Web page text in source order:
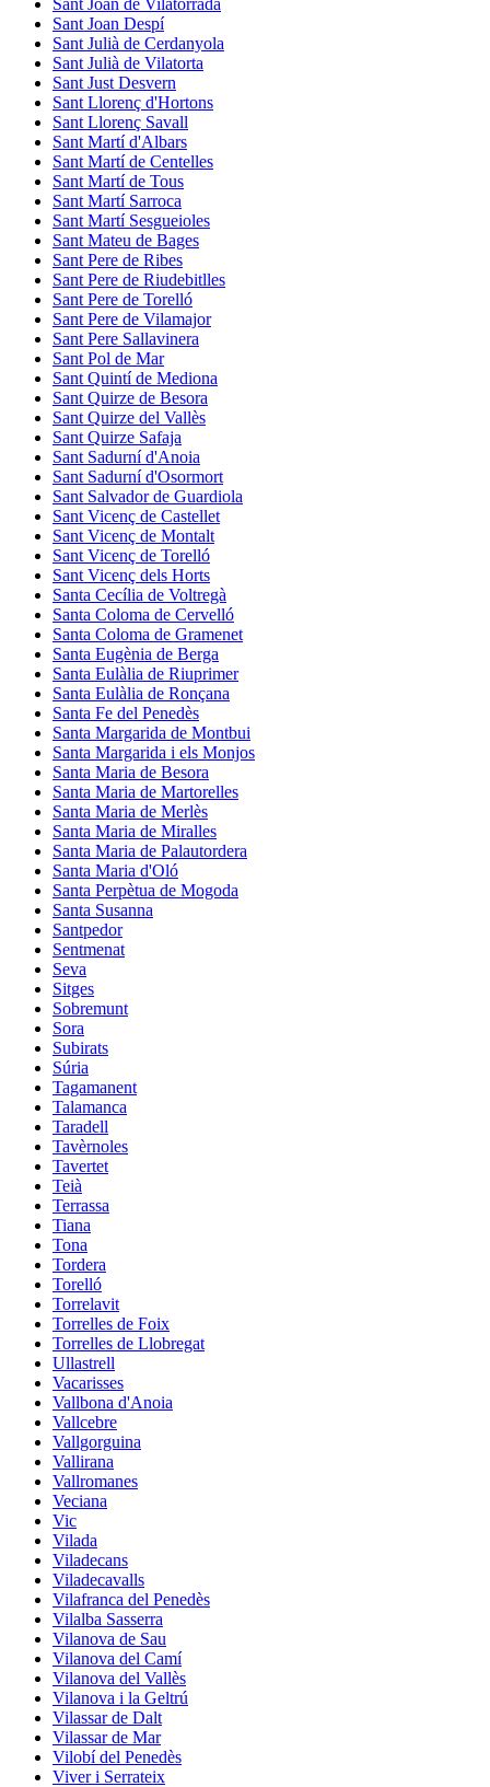
Sant Joan Despí
Sant Julià de Cerdanyola
Sant Julià de Vilatorta
Sant Just Desvern
Sant Llorenç d'Hortons
Sant Llorenç Savall
Sant Martí d'Albars
Sant Martí de Centelles
Sant Martí de Tous
Sant Martí Sarroca
Sant Martí Sesgueioles
Sant Mateu de Bages
Sant Pere de Ribes
Sant Pere de Riudebitlles
Sant Pere de Torelló
Sant Pere de Vilamajor
Sant Pere Sallavinera
Sant Pol de Mar
Sant Quintí de Mediona
Sant Quirze de Besora
Sant Quirze del Vallès
Sant Quirze Safaja
Sant Sadurní d'Anoia
Sant Sadurní d'Osormort
Sant Salvador de Guardiola
Sant Vicenç de Castellet
Sant Vicenç de Montalt
Sant Vicenç de Torelló
Sant Vicenç dels Horts
Santa Cecília de Voltregà
Santa Coloma de Cervelló
Santa Coloma de Gramenet
Santa Eugènia de Berga
Santa Eulàlia de Riuprimer
Santa Eulàlia de Ronçana
Santa Fe del Penedès
Santa Margarida de Montbui
Santa Margarida i els Monjos
Santa Maria de Besora
Santa Maria de Martorelles
Santa Maria de Merlès
Santa Maria de Miralles
Santa Maria de Palautordera
Santa Maria d'Oló
Santa Perpètua de Mogoda
Santa Susanna
Santpedor
Sentmenat
Seva
Sitges
Sobremunt
Sora
Subirats
Súria
Tagamanent
Talamanca
Taradell
Tavèrnoles
Tavertet
Teià
Terrassa
Tiana
Tona
Tordera
Torelló
Torrelavit
Torrelles de Foix
Torrelles de Llobregat
Ullastrell
Vacarisses
Vallbona d'Anoia
Vallcebre
Vallgorguina
Vallirana
Vallromanes
Veciana
Vic
Vilada
Viladecans
Viladecavalls
Vilafranca del Penedès
Vilalba Sasserra
Vilanova de Sau
Vilanova del Camí
Vilanova del Vallès
Vilanova i la Geltrú
Vilassar de Dalt
Vilassar de Mar
Vilobí del Penedès
Viver i Serrateix